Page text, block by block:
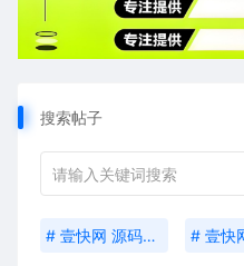
搜索帖子
# 壹快网 源码交易平台